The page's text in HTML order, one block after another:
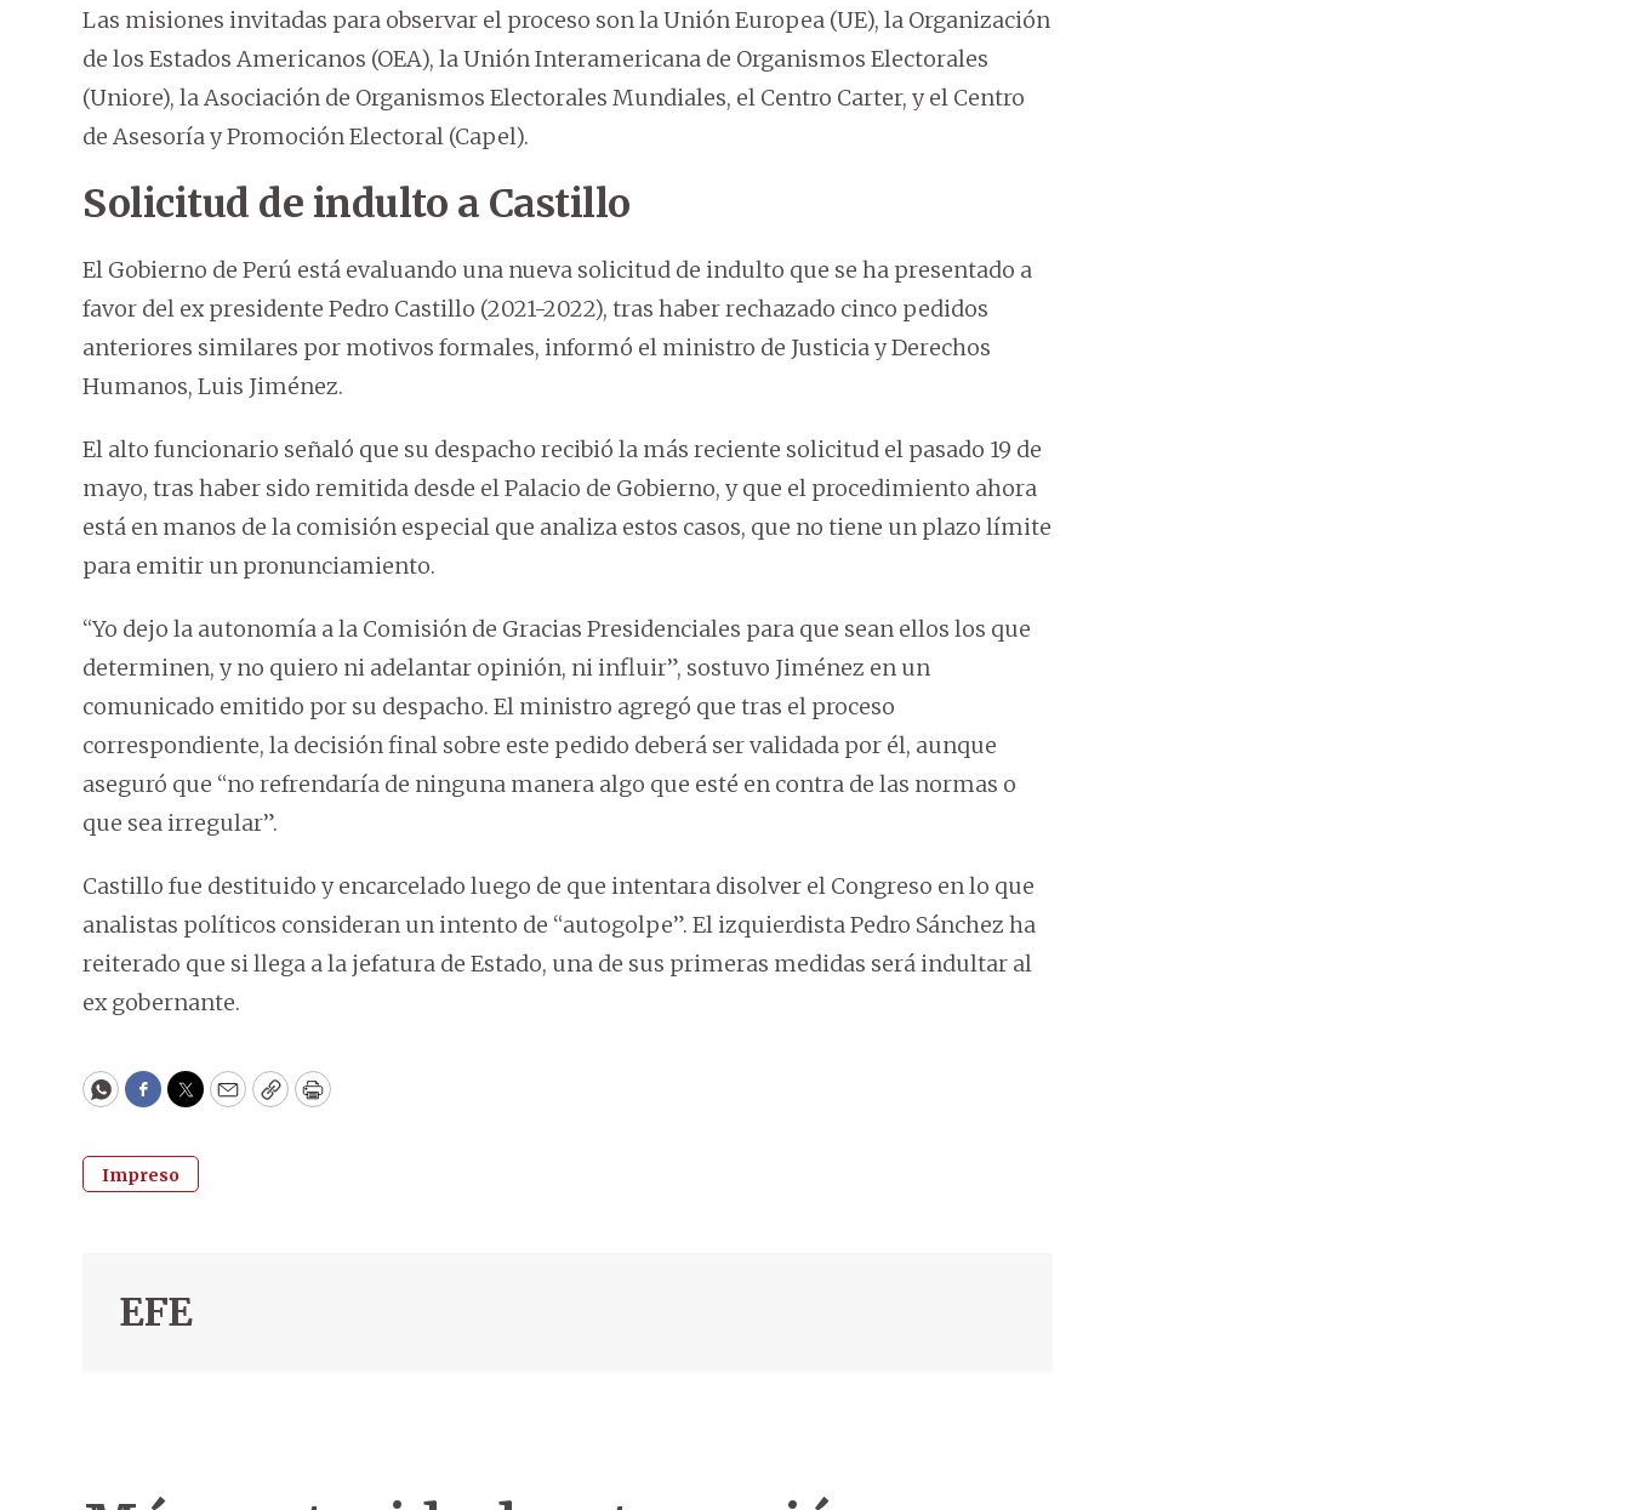
Las misiones invitadas para observar el proceso son la Unión Europea (UE), la Organización
de los Estados Americanos (OEA), la Unión Interamericana de Organismos Electorales
(Uniore), la Asociación de Organismos Electorales Mundiales, el Centro Carter, y el Centro
de Asesoría y Promoción Electoral (Capel).
Solicitud de indulto a Castillo
El Gobierno de Perú está evaluando una nueva solicitud de indulto que se ha presentado a
favor del ex presidente Pedro Castillo (2021-2022), tras haber rechazado cinco pedidos
anteriores similares por motivos formales, informó el ministro de Justicia y Derechos
Humanos, Luis Jiménez.
El alto funcionario señaló que su despacho recibió la más reciente solicitud el pasado 19 de
mayo, tras haber sido remitida desde el Palacio de Gobierno, y que el procedimiento ahora
está en manos de la comisión especial que analiza estos casos, que no tiene un plazo límite
para emitir un pronunciamiento.
“Yo dejo la autonomía a la Comisión de Gracias Presidenciales para que sean ellos los que
determinen, y no quiero ni adelantar opinión, ni influir”, sostuvo Jiménez en un
comunicado emitido por su despacho. El ministro agregó que tras el proceso
correspondiente, la decisión final sobre este pedido deberá ser validada por él, aunque
aseguró que “no refrendaría de ninguna manera algo que esté en contra de las normas o
que sea irregular”.
Castillo fue destituido y encarcelado luego de que intentara disolver el Congreso en lo que
analistas políticos consideran un intento de “autogolpe”. El izquierdista Pedro Sánchez ha
reiterado que si llega a la jefatura de Estado, una de sus primeras medidas será indultar al
ex gobernante.
WhatsApp
Facebook
Twitter
EmailCopyPrint
Impreso
EFE